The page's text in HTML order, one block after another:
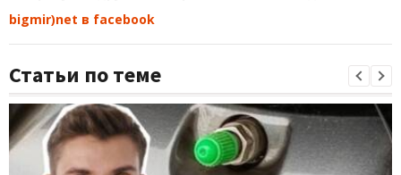
bigmir)net в facebook
Статьи по теме